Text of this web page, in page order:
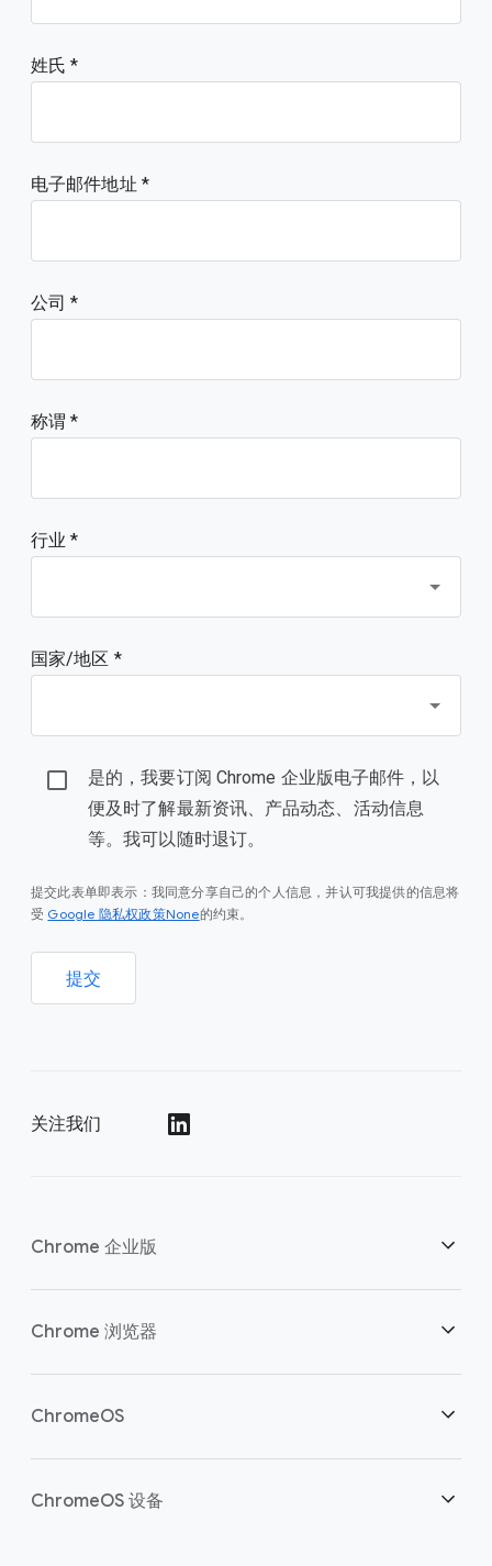
姓氏
电子邮件地址
公司
称谓
行业 *
国家/地区 *
是的，我要订阅 Chrome 企业版电子邮件，以
便及时了解最新资讯、产品动态、活动信息
等。我可以随时退订。
提交此表单即表示：我同意分享自己的个人信息，并认可我提供的信息将
受 Google 隐私权政策None的约束。
提交
关注我们
Chrome 企业版
安全性
Chrome 浏览器
概述
ChromeOS
概述
ChromeOS 设备